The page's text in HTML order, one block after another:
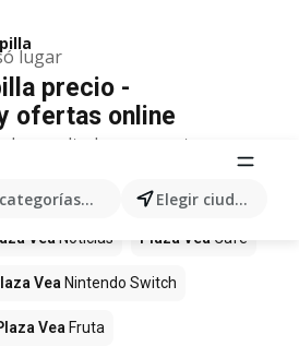
lugar
productos... Elegir ciudad
precio -
ofertas online
resultados para este
en tiendas Plaza Vea
VeaNoticias Plaza Vea Café
Vea Nintendo Switch
Vea Fruta